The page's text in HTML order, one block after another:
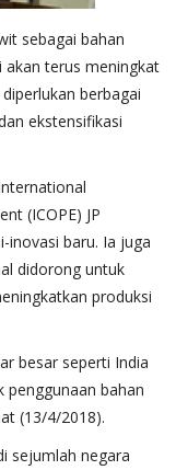
sebagai bahan
akan terus meningkat
berbagai
ekstensifikasi
(ICOPE) JP
inovasi baru. Ia juga
didorong untuk
produksi
besar seperti India
penggunaan bahan
(13/4/2018).
sejumlah negara